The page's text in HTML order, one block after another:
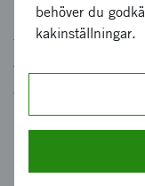
Digitalkameran
filmtillverkaren
telefonerna
framgångssaga.
utveckla
medan andra
bättre på
behöver du
kakinställningar.